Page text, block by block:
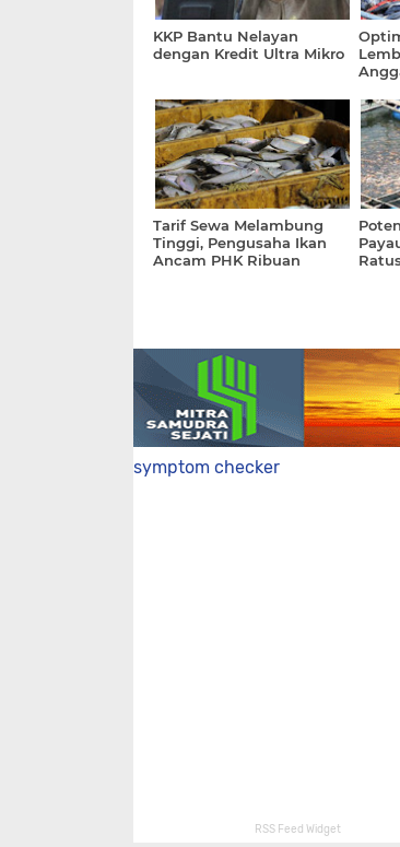
KKP Bantu Nelayan
dengan Kredit Ultra Mikro
Tarif Sewa Melambung
Tinggi, Pengusaha Ikan
Ancam PHK Ribuan
symptom checker
RSS Feed Widget